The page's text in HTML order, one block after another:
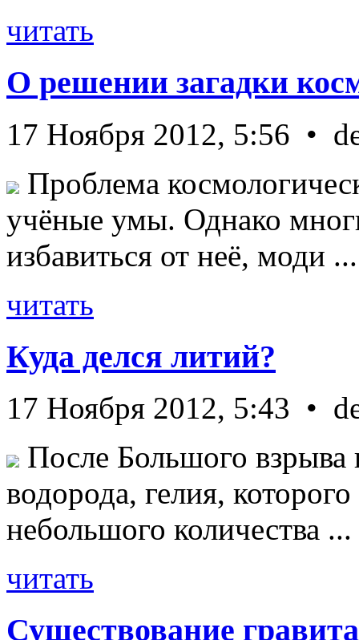
читать
О решении загадки
17 Ноября 2012, 5:56 •
Проблема
учёные умы. Однако
избавиться от неё, моди ...
читать
Куда делся литий?
17 Ноября 2012, 5:43 •
После Большого взрыва
водорода, гелия,
небольшого количества ...
читать
Существование